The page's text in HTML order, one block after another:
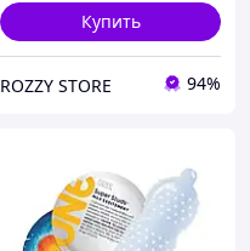
Купить
ROZZY STORE 94%